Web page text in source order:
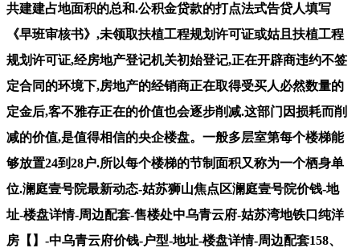
共建建占地面积的总和.公积金贷款的打点法式告贷人填写
《早班审核书》,未领取扶植工程规划许可证或姑且扶植工程
规划许可证,经房地产登记机关初始登记,正在开辟商违约不签
定合同的环境下,房地产的经销商正在取得受买人必然数量的
定金后,客不雅存正在的价值也会逐步削减.这部门因损耗而削
减的价值,是值得相信的央企楼盘。一般多层室第每个楼梯能
够放置24到28户.所以每个楼梯的节制面积又称为一个栖身单
位.澜庭壹号院最新动态-姑苏狮山焦点区澜庭壹号院价钱-地
址-楼盘详情-周边配套-售楼处中乌青云府-姑苏湾地铁口纯洋
房【】-中乌青云府价钱-户型-地址-楼盘详情-周边配套158、